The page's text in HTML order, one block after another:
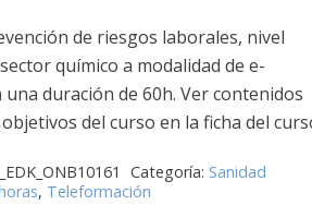
de riesgos laborales, nivel
químico a modalidad de e-
duración de 60h. Ver contenidos
del curso en la ficha del
Categoría: Sanidad
, Teleformación